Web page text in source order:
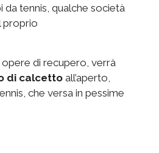
da tennis, qualche società
proprio
di recupero, verrà
di calcettoall’aperto,
che versa in pessime